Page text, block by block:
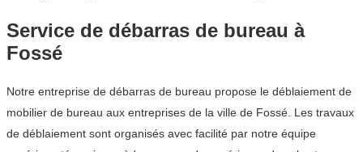
Service de débarras de bureau à
Fossé
Notre entreprise de débarras de bureau propose le déblaiement de
mobilier de bureau aux entreprises de la ville de Fossé. Les travaux
de déblaiement sont organisés avec facilité par notre équipe